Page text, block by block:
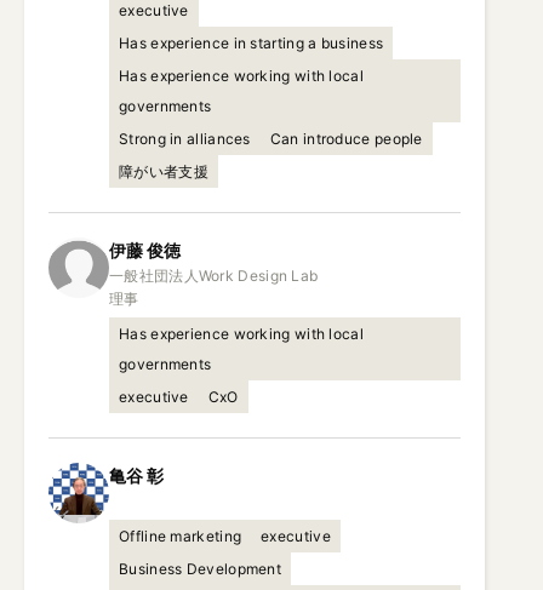
executive
Has experience in starting a business
Has experience working with local
governments
Strong in alliances
Can introduce people
障がい者支援
伊藤俊徳
一般社団法人Work Design Lab
理事
Has experience working with local
governments
executive
CxO
亀谷彰
Offline marketing
executive
Business Development